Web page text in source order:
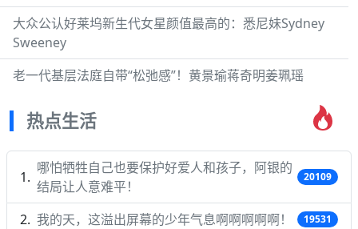
大众公认好莱坞新生代女星颜值最高的：悉尼妹Sydney
Sweeney
老一代基层法庭自带“松弛感”！黄景瑜蒋奇明姜珮瑶
热点生活
哪怕牺牲自己也要保护好爱人和孩子，阿银的
结局让人意难平！
20109
我的天，这溢出屏幕的少年气息啊啊啊啊啊！ 19531